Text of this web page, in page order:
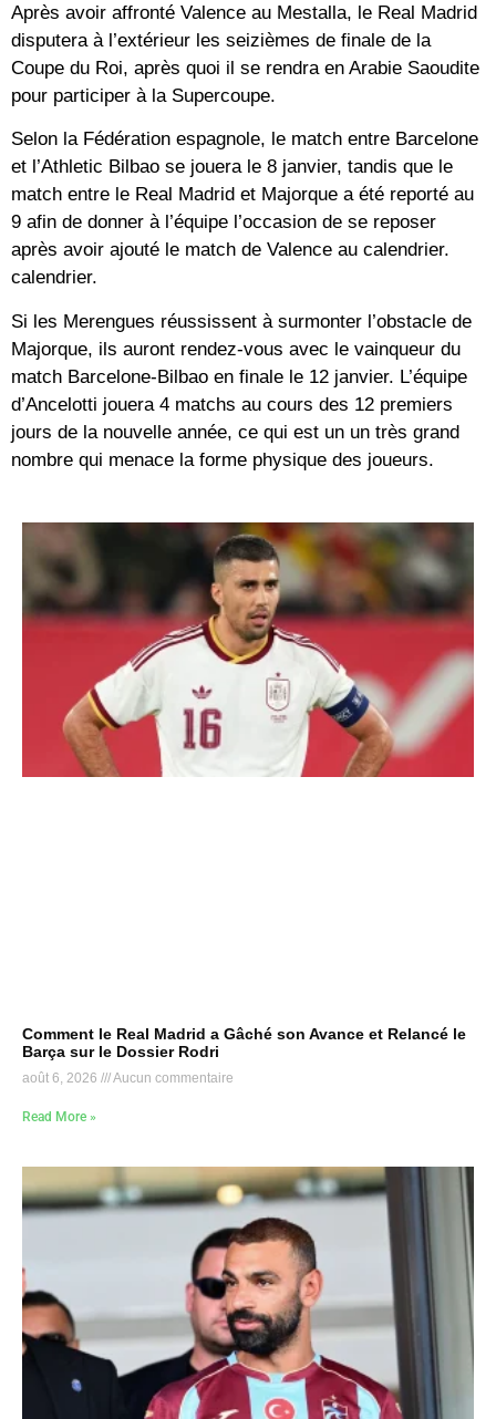
Après avoir affronté Valence au Mestalla, le Real Madrid
disputera à l’extérieur les seizièmes de finale de la
Coupe du Roi, après quoi il se rendra en Arabie Saoudite
pour participer à la Supercoupe.
Selon la Fédération espagnole, le match entre Barcelone
et l’Athletic Bilbao se jouera le 8 janvier, tandis que le
match entre le Real Madrid et Majorque a été reporté au
9 afin de donner à l’équipe l’occasion de se reposer
après avoir ajouté le match de Valence au calendrier.
calendrier.
Si les Merengues réussissent à surmonter l’obstacle de
Majorque, ils auront rendez-vous avec le vainqueur du
match Barcelone-Bilbao en finale le 12 janvier. L’équipe
d’Ancelotti jouera 4 matchs au cours des 12 premiers
jours de la nouvelle année, ce qui est un un très grand
nombre qui menace la forme physique des joueurs.
Comment le Real Madrid a Gâché son Avance et Relancé le
Barça sur le Dossier Rodri
août 6, 2026 Aucun commentaire
Read More »